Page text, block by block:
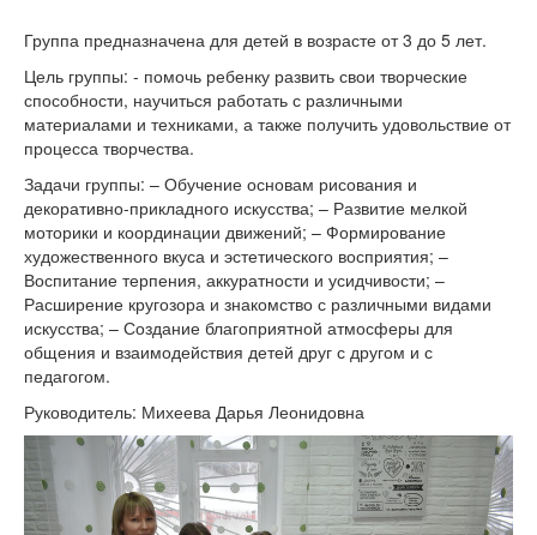
Группа предназначена для детей в возрасте от 3 до 5 лет.
Цель группы: - помочь ребенку развить свои творческие
способности, научиться работать с различными
материалами и техниками, а также получить удовольствие от
процесса творчества.
Задачи группы: – Обучение основам рисования и
декоративно-прикладного искусства; – Развитие мелкой
моторики и координации движений; – Формирование
художественного вкуса и эстетического восприятия; –
Воспитание терпения, аккуратности и усидчивости; –
Расширение кругозора и знакомство с различными видами
искусства; – Создание благоприятной атмосферы для
общения и взаимодействия детей друг с другом и с
педагогом.
Руководитель: Михеева Дарья Леонидовна